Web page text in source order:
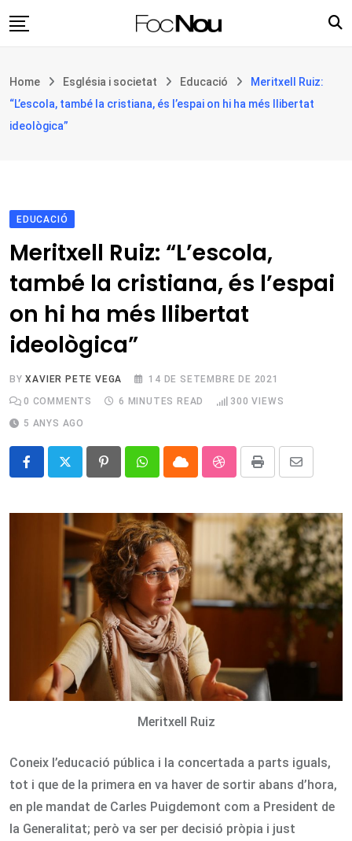
to
Filosofia i teologia
Cultura
Botiga
Home Església i societat Educació
Meritxell Ruiz:
“L’escola, també la cristiana, és l’espai on hi ha més llibertat
ideològica”
EDUCACIÓ
Meritxell Ruiz: “L’escola,
també la cristiana, és l’espai
on hi ha més llibertat
ideològica”
BYXAVIER PETE VEGA
14 DE SETEMBRE DE 2021
0 COMMENTS 6 MINUTES READ 300 VIEWS
5 ANYS AGO
PinterestWhatsappCloud StumbleUpon
Print
Share
Email
Meritxell Ruiz
Coneix l’educació pública i la concertada a parts iguals,
tot i que de la primera en va haver de sortir abans d’hora,
en ple mandat de Carles Puigdemont com a President de
la Generalitat; però va ser per decisió pròpia i just